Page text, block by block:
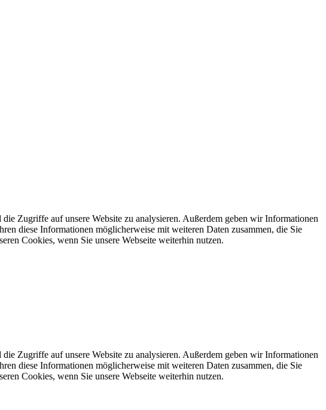
Zugriffe auf unsere Website zu analysieren. Außerdem geben wir Informationen
diese Informationen möglicherweise mit weiteren Daten zusammen, die Sie
Cookies, wenn Sie unsere Webseite weiterhin nutzen.
Zugriffe auf unsere Website zu analysieren. Außerdem geben wir Informationen
diese Informationen möglicherweise mit weiteren Daten zusammen, die Sie
Cookies, wenn Sie unsere Webseite weiterhin nutzen.